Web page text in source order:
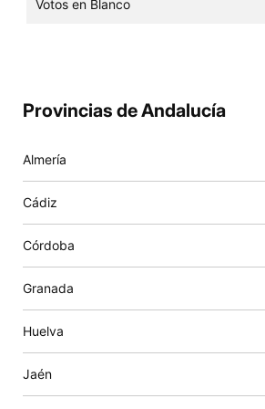
Votos en Blanco
Provincias de Andalucía
Almería
Cádiz
Córdoba
Granada
Huelva
Jaén